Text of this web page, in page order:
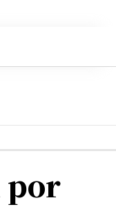
por